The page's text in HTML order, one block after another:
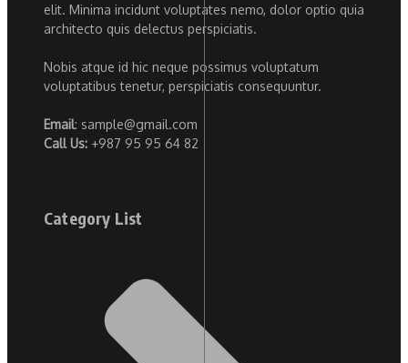
elit. Minima incidunt voluptates nemo, dolor optio quia
architecto quis delectus perspiciatis.
Nobis atque id hic neque possimus voluptatum
voluptatibus tenetur, perspiciatis consequuntur.
Email: sample@gmail.com
Call Us: +987 95 95 64 82
Category List